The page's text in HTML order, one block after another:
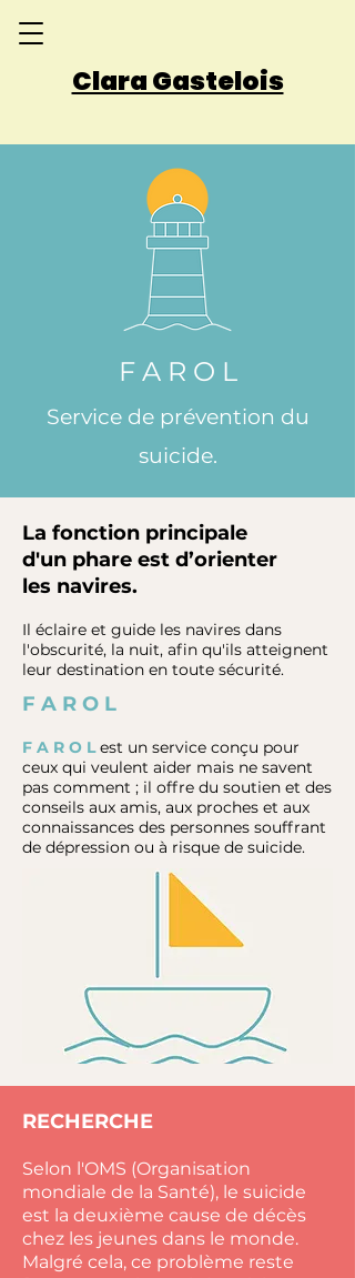
Clara Gastelois
F A R O L
Service de prévention du
suicide.
La fonction principale
d'un phare est d’orienter
les navires.
Il éclaire et guide les navires dans
l'obscurité, la nuit, afin qu'ils atteignent
leur destination en toute sécurité.
F A R O L
F A R O Lest un service conçu pour
ceux qui veulent aider mais ne savent
pas comment ; il offre du soutien et des
conseils aux amis, aux proches et aux
connaissances des personnes souffrant
de dépression ou à risque de suicide.
RECHERCHE
Selon l'OMS (Organisation
mondiale de la Santé), le suicide
est la deuxième cause de décès
chez les jeunes dans le monde.
Malgré cela, ce problème reste